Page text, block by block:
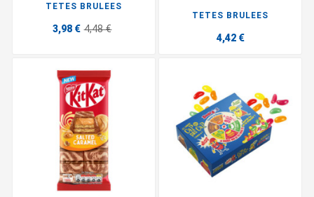
TETES BRULEES
3,98 € 4,48 €
TETES BRULEES
4,42 €